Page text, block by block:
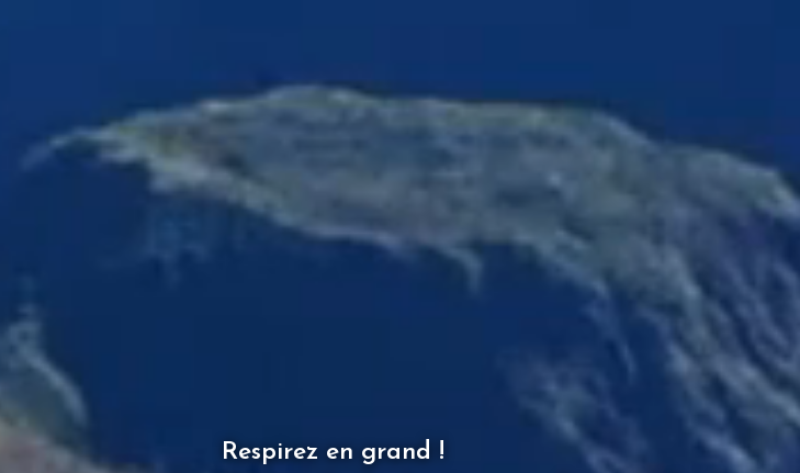
Respirez en grand !